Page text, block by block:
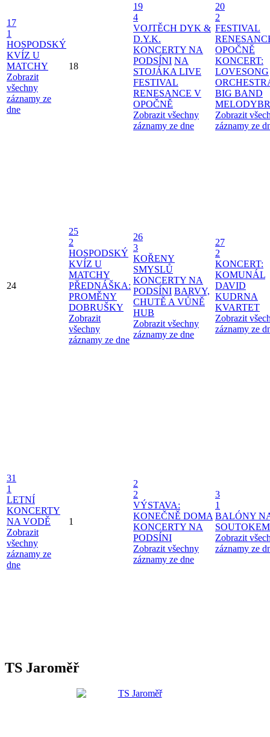
17
1
HOSPODSKÝ
KVÍZ U
MATCHY
Zobrazit
všechny
záznamy ze
dne
18
19
4
VOJTĚCH DYK &
D.Y.K.
KONCERTY NA
PODSÍNI NA
STOJÁKA LIVE
FESTIVAL
RENESANCE V
OPOČNĚ
Zobrazit všechny
záznamy ze dne
20
2
FESTIVAL
OPOČNĚ
KONCERT:
LOVESONG
BIG BAND
Zobrazit
záznamy ze
24
25
2
HOSPODSKÝ
KVÍZ U
MATCHY
PŘEDNÁŠKA:
PROMĚNY
DOBRUŠKY
Zobrazit
všechny
záznamy ze dne
26
3
KOŘENY
SMYSLŮ
KONCERTY NA
PODSÍNI BARVY,
CHUTĚ A VŮNĚ
HUB
Zobrazit všechny
záznamy ze dne
27
2
KONCERT:
KOMUNÁL
DAVID
KUDRNA
KVARTET
Zobrazit
záznamy ze
31
1
LETNÍ
KONCERTY
NA VODĚ
Zobrazit
všechny
záznamy ze
dne
1
2
2
VÝSTAVA:
KONEČNĚ DOMA
KONCERTY NA
PODSÍNI
Zobrazit všechny
záznamy ze dne
3
1
BALÓNY
SOUTOKEM
Zobrazit
záznamy ze
TS Jaroměř